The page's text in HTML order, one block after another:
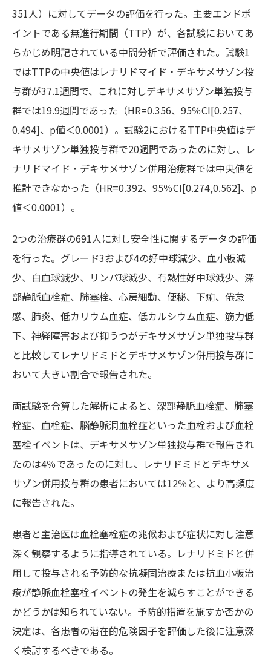
351人）に対してデータの評価を行った。主要エンドポ
イントである無進行期間（TTP）が、各試験においてあ
らかじめ明記されている中間分析で評価された。試験1
ではTTPの中央値はレナリドマイド・デキサメサゾン投
与群が37.1週間で、これに対しデキサメサゾン単独投与
群では19.9週間であった（HR=0.356、95％CI[0.257、
0.494]、p値＜0.0001）。試験2におけるTTP中央値はデ
キサメサゾン単独投与群で20週間であったのに対し、レ
ナリドマイド・デキサメサゾン併用治療群では中央値を
推計できなかった（HR=0.392、95％CI[0.274,0.562]、p
値＜0.0001）。
2つの治療群の691人に対し安全性に関するデータの評価
を行った。グレード3および4の好中球減少、血小板減
少、白血球減少、リンパ球減少、有熱性好中球減少、深
部静脈血栓症、肺塞栓、心房細動、便秘、下痢、倦怠
感、肺炎、低カリウム血症、低カルシウム血症、筋力低
下、神経障害および抑うつがデキサメサゾン単独投与群
と比較してレナリドミドとデキサメサゾン併用投与群に
おいて大きい割合で報告された。
両試験を合算した解析によると、深部静脈血栓症、肺塞
栓症、血栓症、脳静脈洞血栓症といった血栓および血栓
塞栓イベントは、デキサメサゾン単独投与群で報告され
たのは4％であったのに対し、レナリドミドとデキサメ
サゾン併用投与群の患者においては12％と、より高頻度
に報告された。
患者と主治医は血栓塞栓症の兆候および症状に対し注意
深く観察するように指導されている。レナリドミドと併
用して投与される予防的な抗凝固治療または抗血小板治
療が静脈血栓塞栓イベントの発生を減らすことができる
かどうかは知られていない。予防的措置を施すか否かの
決定は、各患者の潜在的危険因子を評価した後に注意深
く検討するべきである。